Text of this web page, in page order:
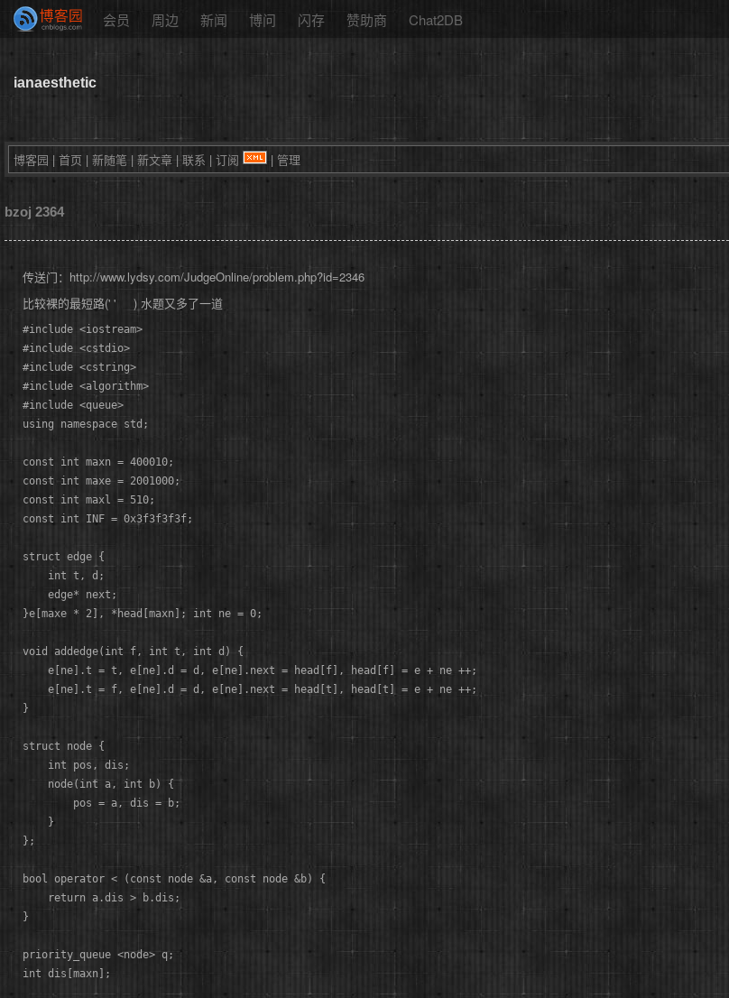
会员 周边 新闻 博问 闪存 赞助商 Chat2DB
ianaesthetic
博客园 | 首页 | 新随笔 | 新文章 | 联系 | 订阅 | 管理
bzoj 2364
传送门：http://www.lydsy.com/JudgeOnline/problem.php?id=2346
比较裸的最短路(' ' ) 水题又多了一道
#include <iostream>
#include <cstdio>
#include <cstring>
#include <algorithm>
#include <queue>
using namespace std;
const int maxn = 400010;
const int maxe = 2001000;
const int maxl = 510;
const int INF = 0x3f3f3f3f;
struct edge {
    int t, d;
    edge* next;
}e[maxe * 2], *head[maxn]; int ne = 0;
void addedge(int f, int t, int d) {
    e[ne].t = t, e[ne].d = d, e[ne].next = head[f], head[f] = e + ne ++;
    e[ne].t = f, e[ne].d = d, e[ne].next = head[t], head[t] = e + ne ++;
}
struct node {
    int pos, dis;
    node(int a, int b) {
        pos = a, dis = b;
    }
};
bool operator < (const node &a, const node &b) {
    return a.dis > b.dis;
}
priority_queue <node> q;
int dis[maxn];